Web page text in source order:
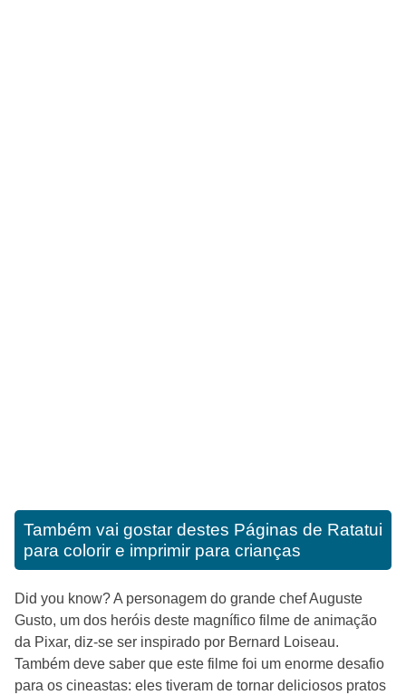
Também vai gostar destes Páginas de Ratatui
para colorir e imprimir para crianças
Did you know? A personagem do grande chef Auguste
Gusto, um dos heróis deste magnífico filme de animação
da Pixar, diz-se ser inspirado por Bernard Loiseau.
Também deve saber que este filme foi um enorme desafio
para os cineastas: eles tiveram de tornar deliciosos pratos